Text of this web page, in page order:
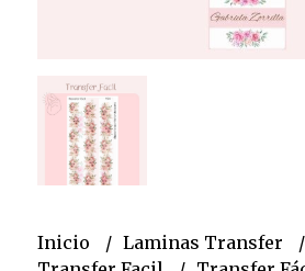
Inicio
Laminas Transfer